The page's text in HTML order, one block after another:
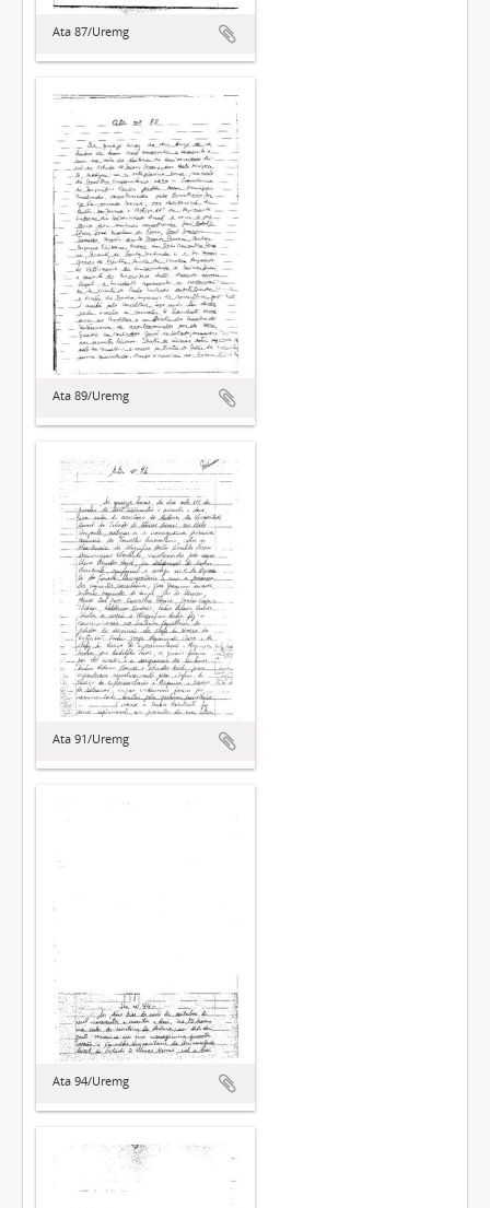
Ata 87/Uremg
Ata 89/Uremg
Ata 91/Uremg
Ata 94/Uremg